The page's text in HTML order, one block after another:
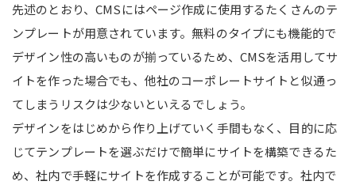
先述のとおり、CMSにはページ作成に使用するたくさんのテ
ンプレートが用意されています。無料のタイプにも機能的で
デザイン性の高いものが揃っているため、CMSを活用してサ
イトを作った場合でも、他社のコーポレートサイトと似通っ
てしまうリスクは少ないといえるでしょう。
デザインをはじめから作り上げていく手間もなく、目的に応
じてテンプレートを選ぶだけで簡単にサイトを構築できるた
め、社内で手軽にサイトを作成することが可能です。社内で